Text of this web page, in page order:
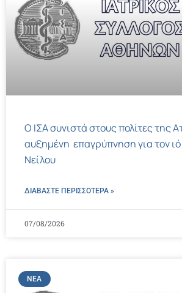
Ο ΙΣΑ συνιστά στους πολίτες της
αυξημένη επαγρύπνηση για τον ιό
Νείλου
ΔΙΑΒΑΣΤΕ ΠΕΡΙΣΣΌΤΕΡΑ »
07/08/2026
ΝΈΑ